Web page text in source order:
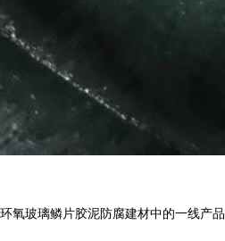
环氧玻璃鳞片胶泥防腐建材中的一线产品